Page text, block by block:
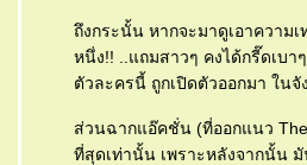
ถึงกระนั้น หากจะมาดูเอาความเ
หนึ่ง!! ..แถมสาวๆ คงได้กรี๊ดเบ
ตัวละครนี้ ถูกเปิดตัวออกมา ใน
ส่วนฉากแอ๊คชั่น (ที่ออกแนว
ที่สุดเท่านั้น เพราะหลังจากนั้น